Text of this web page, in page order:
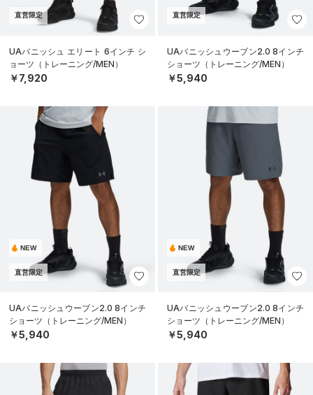
直営限定
UAバニッシュ エリート 6インチ シ
ョーツ（トレーニング/MEN）
￥7,920
直営限定
UAバニッシュウーブン2.0 8インチ
ショーツ（トレーニング/MEN）
￥5,940
NEW
直営限定
UAバニッシュウーブン2.0 8インチ
ショーツ（トレーニング/MEN）
￥5,940
NEW
直営限定
UAバニッシュウーブン2.0 8インチ
ショーツ（トレーニング/MEN）
￥5,940